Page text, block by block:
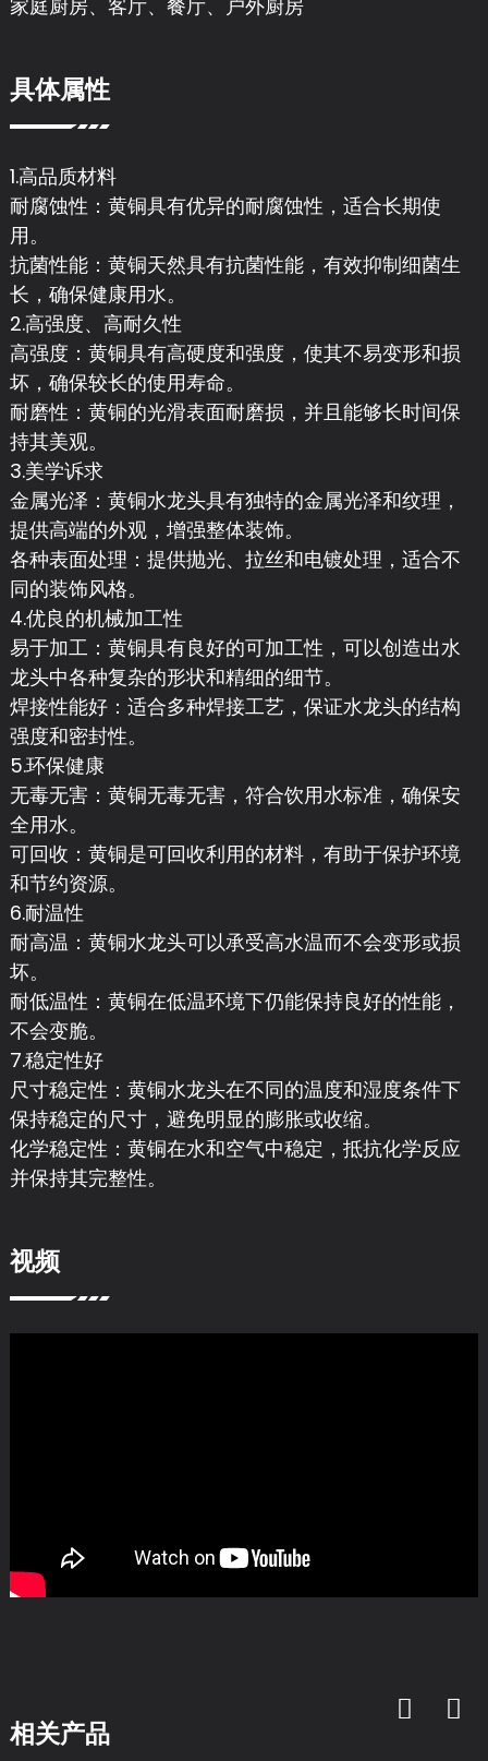
家庭厨房、客厅、餐厅、户外厨房
具体属性
1.高品质材料
耐腐蚀性：黄铜具有优异的耐腐蚀性，适合长期使
用。
抗菌性能：黄铜天然具有抗菌性能，有效抑制细菌生
长，确保健康用水。
2.高强度、高耐久性
高强度：黄铜具有高硬度和强度，使其不易变形和损
坏，确保较长的使用寿命。
耐磨性：黄铜的光滑表面耐磨损，并且能够长时间保
持其美观。
3.美学诉求
金属光泽：黄铜水龙头具有独特的金属光泽和纹理，
提供高端的外观，增强整体装饰。
各种表面处理：提供抛光、拉丝和电镀处理，适合不
同的装饰风格。
4.优良的机械加工性
易于加工：黄铜具有良好的可加工性，可以创造出水
龙头中各种复杂的形状和精细的细节。
焊接性能好：适合多种焊接工艺，保证水龙头的结构
强度和密封性。
5.环保健康
无毒无害：黄铜无毒无害，符合饮用水标准，确保安
全用水。
可回收：黄铜是可回收利用的材料，有助于保护环境
和节约资源。
6.耐温性
耐高温：黄铜水龙头可以承受高水温而不会变形或损
坏。
耐低温性：黄铜在低温环境下仍能保持良好的性能，
不会变脆。
7.稳定性好
尺寸稳定性：黄铜水龙头在不同的温度和湿度条件下
保持稳定的尺寸，避免明显的膨胀或收缩。
化学稳定性：黄铜在水和空气中稳定，抵抗化学反应
并保持其完整性。
视频
相关产品